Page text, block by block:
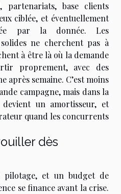
partenariats, base clients
ciblée, et éventuellement
par la donnée. Les
ne cherchent pas à
à être là où la demande
proprement, avec des
après semaine. C’est moins
campagne, mais dans la
un amortisseur, et
quand les concurrents
dès
pilotage, et un budget de
se finance avant la crise.